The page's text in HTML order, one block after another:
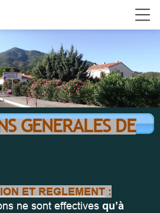
GENERALES DE
SAISON
ET REGLEMENT :
ne sont effectivesqu’à